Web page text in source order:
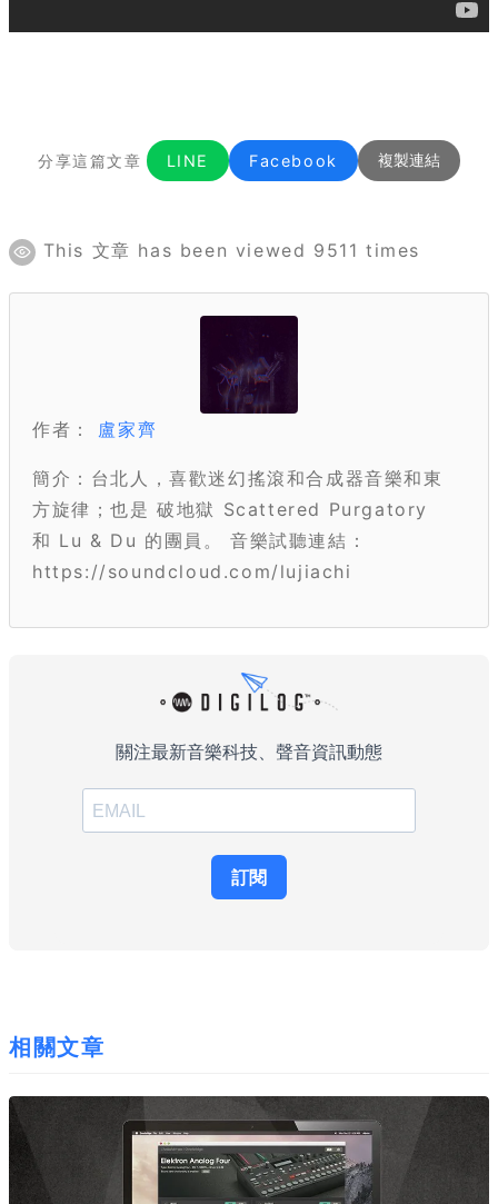
分享這篇文章 LINE Facebook 複製連結
This 文章 has been viewed 9511 times
作者： 盧家齊
簡介：台北人，喜歡迷幻搖滾和合成器音樂和東
方旋律；也是 破地獄 Scattered Purgatory
和 Lu & Du 的團員。 音樂試聽連結：
https://soundcloud.com/lujiachi
相關文章